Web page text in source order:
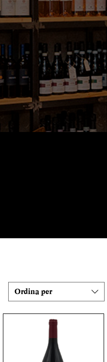
Ordina per